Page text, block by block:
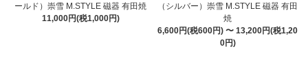
ールド）崇雪 M.STYLE 磁器 有田焼
11,000円(税1,000円)
（シルバー）崇雪 M.STYLE 磁器 有田
焼
6,600円(税600円) 〜 13,200円(税1,20
0円)